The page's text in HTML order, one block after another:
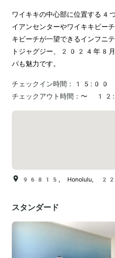
ワイキキの中心部に位置する4
イアンセンターやワイキキビー
キビーチが⼀望できるインフニ
トジャグジー、2024年8月
パも魅力です。
チェックイン時間：
15:00
チェックアウト時間： 〜
96815, Honolulu,
スタンダード